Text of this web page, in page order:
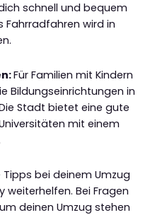
schnell und bequem
Fahrradfahren wird in
Für Familien mit Kindern
Bildungseinrichtungen in
Stadt bietet eine gute
mit einem
bei deinem Umzug
weiterhelfen. Bei Fragen
deinen Umzug stehen